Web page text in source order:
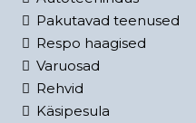
Pakutavad teenused
Respo haagised
Varuosad
Rehvid
Käsipesula